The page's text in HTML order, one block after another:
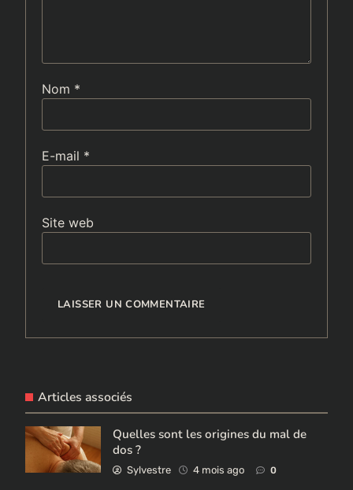
Nom *
E-mail *
Site web
Articles associés
Quelles sont les origines du mal de
dos ?
Sylvestre 4 mois ago 0